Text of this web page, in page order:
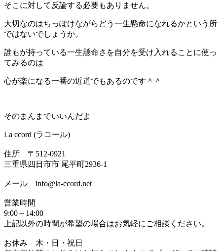
そこに対して反論する必要もありません。
大切なのはちっぽけながらどう一生懸命になれるかという所
ではないでしょうか。
誰もが持っている一生懸命さを自分を受け入れることに使っ
てみるのは
心が楽になる一番の近道でもあるのです＾＾
そのまんまでいいんだよ
La ccord (ラコール)
住所 〒512-0921
三重県四日市市 尾平町2936-1
メール info@la-ccord.net
営業時間
9:00～14:00
上記以外の時間が希望の場合はお気軽にご相談ください。
お休み 木・日・祝日